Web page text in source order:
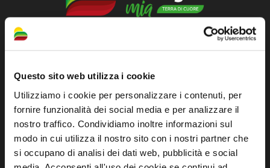
Questo sito web utilizza i cookie
Utilizziamo i cookie per personalizzare i contenuti, per
fornire funzionalità dei social media e per analizzare il
nostro traffico. Condividiamo inoltre informazioni sul
modo in cui utilizza il nostro sito con i nostri partner che
si occupano di analisi dei dati web, pubblicità e social
Official tourist information site of the Union of
Piazza della Libertà, 13
48012 Bagnacavallo (RA)
Tel. +39 0545 280898
turismo@unione.labassaromagna.it
P.IVA e Cod. Fiscale 02291370399